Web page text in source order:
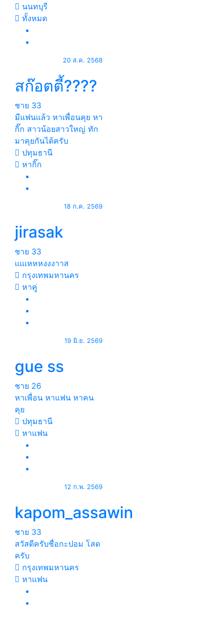
นนทบุรี
ทั้งหมด
20 ส.ค. 2568
สก๊อตตี้????
ชาย 33
มีแฟนแล้ว หาเพื่อนคุย หา
กิ๊ก สาวน้อยสาวใหญ่ ทัก
มาคุยกันได้ครับ
ปทุมธานี
หากิ๊ก
18 ก.ค. 2569
jirasak
ชาย 33
เเเเเหหหงงงาาส
กรุงเทพมหานคร
หาคู่
19 มิ.ย. 2569
gue ss
ชาย 26
หาเพื่อน หาแฟน หาคน
คุย
ปทุมธานี
หาแฟน
12 ก.พ. 2569
kapom_assawin
ชาย 33
สวัสดีครับชื่อกะปอม โสด
ครับ
กรุงเทพมหานคร
หาแฟน